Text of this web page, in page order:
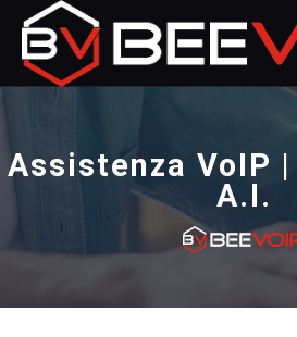
Assistenza VoIP
A.I.